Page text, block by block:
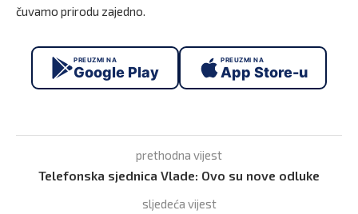
čuvamo prirodu zajedno.
PREUZMI NA
Google Play
PREUZMI NA
App Store-u
prethodna vijest
Telefonska sjednica Vlade: Ovo su nove odluke
sljedeća vijest